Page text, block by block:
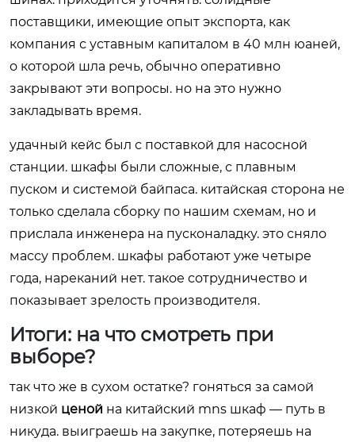
поставщики, имеющие опыт экспорта, как
компания с уставным капиталом в 40 млн юаней,
о которой шла речь, обычно оперативно
закрывают эти вопросы. но на это нужно
закладывать время.
удачный кейс был с поставкой для насосной
станции. шкафы были сложные, с плавным
пуском и системой байпаса. китайская сторона не
только сделала сборку по нашим схемам, но и
прислала инженера на пусконаладку. это сняло
массу проблем. шкафы работают уже четыре
года, нареканий нет. такое сотрудничество и
показывает зрелость производителя.
Итоги: на что смотреть при
выборе?
так что же в сухом остатке? гоняться за самой
низкой ценой на китайский mns шкаф — путь в
никуда. выиграешь на закупке, потеряешь на